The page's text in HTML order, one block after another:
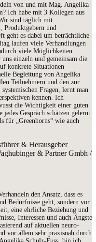
von und mit Mag. Angelika
Ich habe mit 3 Kollegen aus
sind täglich mit
Produktgebern und
geht es dabei um beträchtliche
laufen viele Verhandlungen
viele Möglichkeiten
einzeln und gemeinsam die
konkrete Situationen
Begleitung von Angelika
Teilnehmern und den zur
Fragen, lernt man
kennen. Ich
die Wichtigkeit einer guten
Gespräch schätzen gelernt.
für „Greenhorns“ wie auch
& Herausgeber
& Partner Gmbh /
den Ansatz, dass es
Bedürfnisse geht, sondern vor
eine ehrliche Beziehung und
Interessen und auch Ängste
auf aktuellen neuro-
vor allem sehr praxisnah durch